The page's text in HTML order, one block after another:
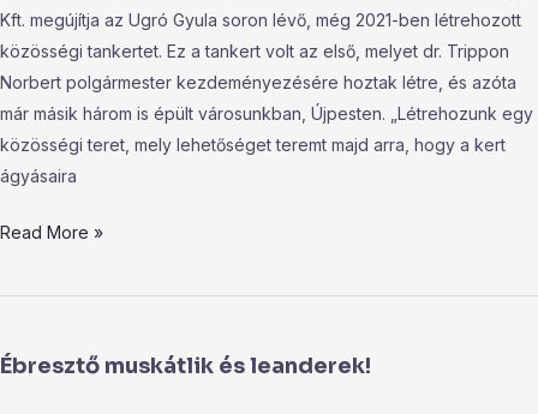
Kft. megújítja az Ugró Gyula soron lévő, még 2021-ben létrehozott
közösségi tankertet. Ez a tankert volt az első, melyet dr. Trippon
Norbert polgármester kezdeményezésére hoztak létre, és azóta
már másik három is épült városunkban, Újpesten. „Létrehozunk egy
közösségi teret, mely lehetőséget teremt majd arra, hogy a kert
ágyásaira
Tankertben!
Read More »
Ébresztő muskátlik és leanderek!
és